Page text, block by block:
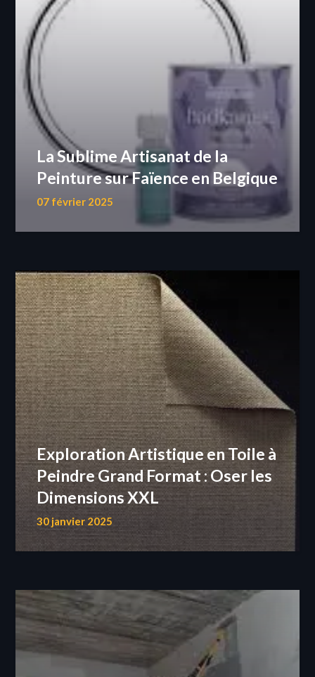
La Sublime Artisanat de la
Peinture sur Faïence en Belgique
07 février 2025
Exploration Artistique en Toile à
Peindre Grand Format : Oser les
Dimensions XXL
30 janvier 2025